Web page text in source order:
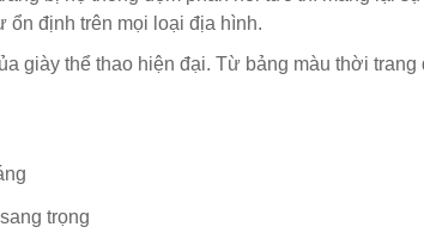
ổn định trên mọi loại địa hình.
giày thể thao hiện đại. Từ bảng màu thời
trọng